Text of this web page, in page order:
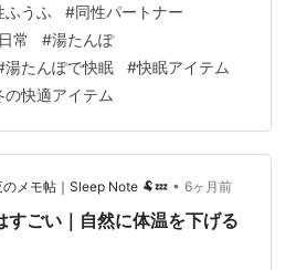
い… ……足、ちょっと入れよう
すぎて眠れず、人間湯たんぽの
てもらって眠りについている
の「ジェル湯たんぽ」が来てか
変。寝る少し前に湯たんぽをレ
仕込んでおくと、…
ふうふ #同性パートナー
常 #湯たんぽ
湯たんぽで快眠 #快眠アイテム
の快適アイテム
メモ帖｜Sleep Note 🐏💤 • 6ヶ月前
ごい｜自然に体温を下げる